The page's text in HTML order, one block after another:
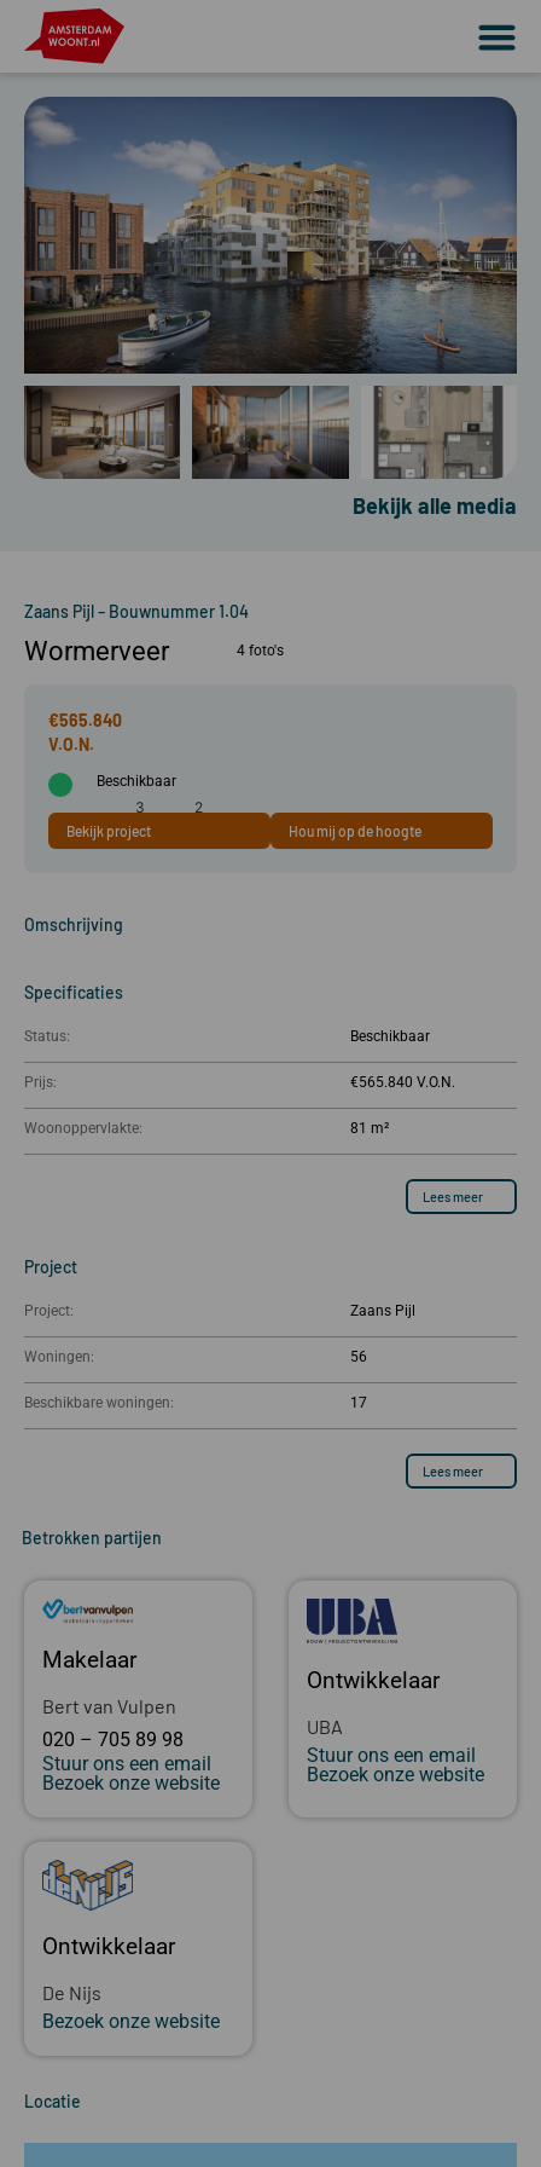
Bekijk alle media
Zaans Pijl – Bouwnummer 1.04
Wormerveer 4 foto's
€565.840
Beschikbaar
81 m²
3
kamer(s)
2
Bekijk project Hou mij op de hoogte
Omschrijving
Specificaties
Status: Beschikbaar
Prijs: €565.840
Woonoppervlakte: 81 m²
Lees meer
Project
Project: Zaans Pijl
Woningen: 56
Beschikbare woningen: 17
Lees meer
Betrokken partijen
Makelaar
Bert van Vulpen
020 – 705 89 98
Stuur ons een email
Bezoek onze website
Ontwikkelaar
UBA
Stuur ons een email
Bezoek onze website
Ontwikkelaar
De Nijs
Bezoek onze website
Locatie